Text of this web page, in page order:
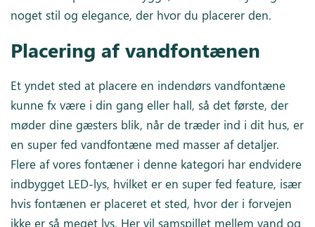
noget stil og elegance, der hvor du placerer den.
Placering af vandfontænen
Et yndet sted at placere en indendørs vandfontæne
kunne fx være i din gang eller hall, så det første, der
møder dine gæsters blik, når de træder ind i dit hus, er
en super fed vandfontæne med masser af detaljer.
Flere af vores fontæner i denne kategori har endvidere
indbygget LED-lys, hvilket er en super fed feature, især
hvis fontænen er placeret et sted, hvor der i forvejen
ikke er så meget lys. Her vil samspillet mellem vand og